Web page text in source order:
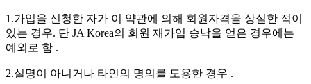
1.가입을 신청한 자가 이 약관에 의해 회원자격을 상실한 적이
있는 경우. 단 JA Korea의 회원 재가입 승낙을 얻은 경우에는
예외로 함 .
2.실명이 아니거나 타인의 명의를 도용한 경우 .